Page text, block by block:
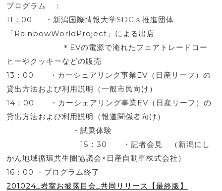
プログラム ：
11：00 ・新潟国際情報大学SDGｓ推進団体
「RainbowWorldProject」による出店
＊EVの電源で淹れたフェアトレードコー
ヒーやクッキーなどの販売
13：00 ・カーシェアリング事業EV（日産リーフ）の
貸出方法および利用説明（一般市民向け）
14：00 ・カーシェアリング事業EV（日産リーフ）の
貸出方法および利用説明（報道関係者向け）
・試乗体験
15：30 ・記者会見 （新潟にし
かん地域循環共生圏協議会×日産自動車株式会社）
16：00 ・プログラム終了
201024_岩室お披露目会_共同リリース【最終版】